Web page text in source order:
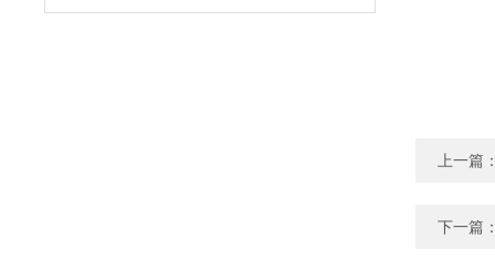
上一篇
下一篇